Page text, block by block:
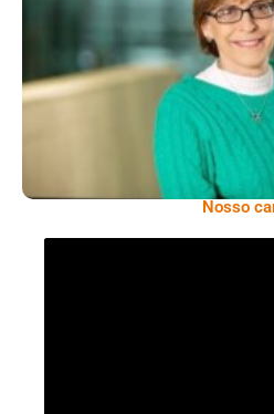
Mariângela Simão É
Na Diplomacia Da
Nosso